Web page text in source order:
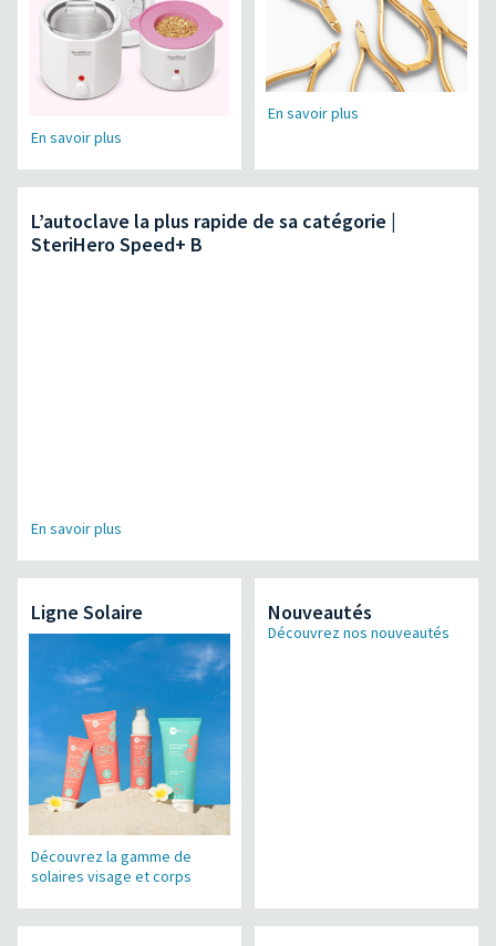
En savoir plus
En savoir plus
L’autoclave la plus rapide de sa catégorie |
SteriHero Speed+ B
En savoir plus
Ligne Solaire
Découvrez la gamme de
solaires visage et corps
Nouveautés
Découvrez nos nouveautés